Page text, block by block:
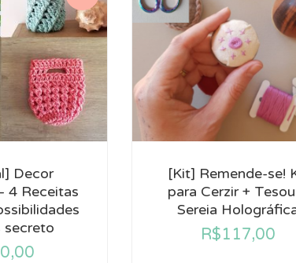
Decor
4 Receitas
secreto
[Kit] Remende-se!
para Cerzir +
Sereia
R$117,00